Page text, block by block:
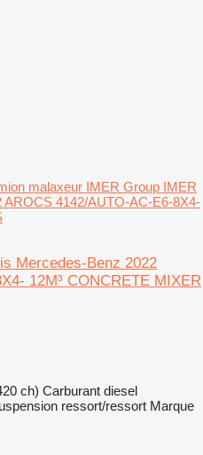
malaxeur IMER Group IMER
4142/AUTO-AC-E6-8X4-
Mercedes-Benz 2022
12M³ CONCRETE MIXER
ch) Carburant diesel
ressort/ressort Marque